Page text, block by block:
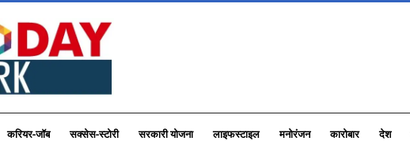
करियर-जॉब सक्सेस-स्टोरी सरकारी योजना लाइफस्टाइल मनोरंजन कारोबार देश